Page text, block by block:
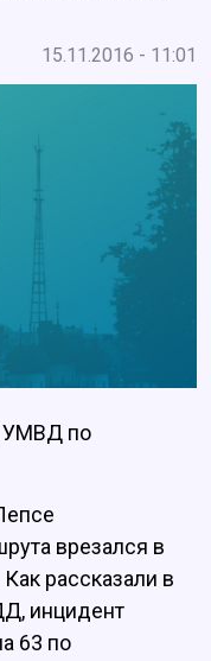
15.11.2016 - 11:01
УМВД по
врезался в
рассказали в
инцидент
63 по